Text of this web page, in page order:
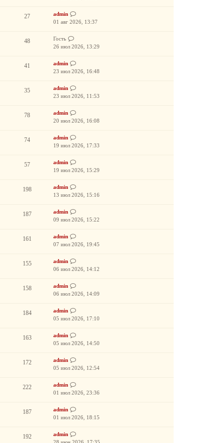
27
admin
01 авг 2026, 13:37
48
Гость
26 июл 2026, 13:29
41
admin
23 июл 2026, 16:48
35
admin
23 июл 2026, 11:53
78
admin
20 июл 2026, 16:08
74
admin
19 июл 2026, 17:33
57
admin
19 июл 2026, 15:29
198
admin
13 июл 2026, 15:16
187
admin
09 июл 2026, 15:22
161
admin
07 июл 2026, 19:45
155
admin
06 июл 2026, 14:12
158
admin
06 июл 2026, 14:09
184
admin
05 июл 2026, 17:10
163
admin
05 июл 2026, 14:50
172
admin
05 июл 2026, 12:54
222
admin
01 июл 2026, 23:36
187
admin
01 июл 2026, 18:15
192
admin